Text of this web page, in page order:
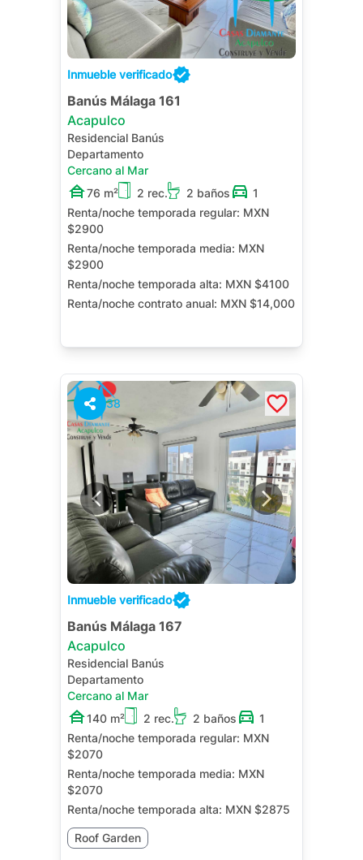
Inmueble verificado
Banús Málaga 161
Acapulco
Residencial Banús
Departamento
Cercano al Mar
76 m²
2 rec. 2 baños
1
Renta/noche temporada regular: MXN
$2900
Renta/noche temporada media: MXN
$2900
Renta/noche temporada alta: MXN $4100
Renta/noche contrato anual: MXN $14,000
38
Inmueble verificado
Banús Málaga 167
Acapulco
Residencial Banús
Departamento
Cercano al Mar
140 m²
2 rec. 2 baños
1
Renta/noche temporada regular: MXN
$2070
Renta/noche temporada media: MXN
$2070
Renta/noche temporada alta: MXN $2875
Roof Garden